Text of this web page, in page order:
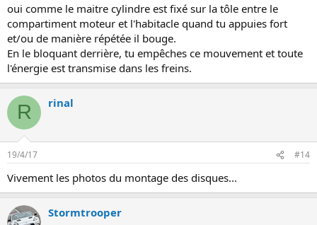
oui comme le maitre cylindre est fixé sur la tôle entre le
compartiment moteur et l'habitacle quand tu appuies fort
et/ou de manière répétée il bouge.
En le bloquant derrière, tu empêches ce mouvement et toute
l'énergie est transmise dans les freins.
R rinal
19/4/17 #14
Vivement les photos du montage des disques...
Stormtrooper